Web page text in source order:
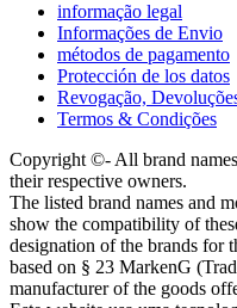
informação legal
Informações de Envio
métodos de pagamento
Protección de los datos
Revogação,
Termos & Condições
Copyright ©- All brand
their respective owners.
The listed brand names and
show the compatibility of
designation of the brands for
based on § 23 MarkenG
manufacturer of the goods